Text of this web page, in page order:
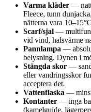
Varma kläder —
Fleece, tunn
nätterna vara
Scarf/sjal —
vid vind, halsvärme
Pannlampa —
belysning. Dynen i
Stängda skor —
eller vandringsskor
acceptera det.
Vattenflaska —
Kontanter — inga
(kamelguide,